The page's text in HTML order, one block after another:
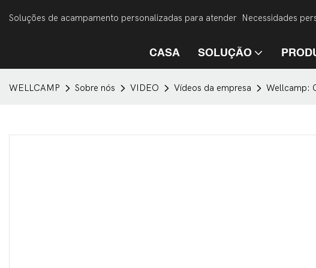
Soluções de acampamento personalizadas para atender Necessidades
CASA SOLUÇÃO
WELLCAMP Sobre nós VIDEO Vídeos da empresa Wellcamp: